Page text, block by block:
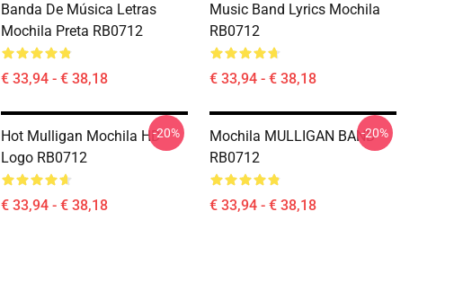
Banda De Música Letras
Mochila Preta RB0712
€ 33,94 - € 38,18
Music Band Lyrics Mochila
RB0712
€ 33,94 - € 38,18
Hot Mulligan Mochila HD
Logo RB0712
€ 33,94 - € 38,18
-20%
Mochila MULLIGAN BAND
RB0712
€ 33,94 - € 38,18
-20%